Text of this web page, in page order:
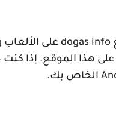
dogas info على
هذا الموقع. إذا
الخاص بك.